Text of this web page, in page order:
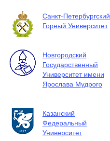
Санкт-Петербургский
Горный Университет
Новгородский
Государственный
Университет имени
Ярослава Мудрого
Казанский
Федеральный
Университет